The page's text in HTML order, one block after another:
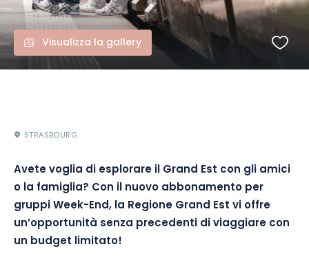
Visualizza la gallery
STRASBOURG
Avete voglia di esplorare il Grand Est con gli amici
o la famiglia? Con il nuovo abbonamento per
gruppi Week-End, la Regione Grand Est vi offre
un’opportunità senza precedenti di viaggiare con
un budget limitato!